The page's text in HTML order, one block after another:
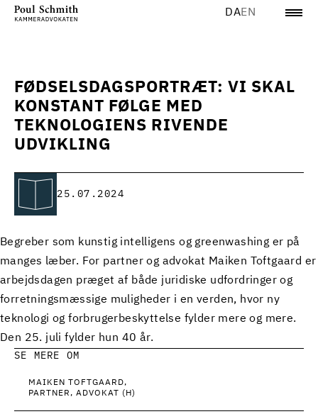
DAEN
FØDSELSDAGSPORTRÆT: VI SKAL
KONSTANT FØLGE MED
TEKNOLOGIENS RIVENDE
UDVIKLING
25.07.2024
Begreber som kunstig intelligens og greenwashing er på
manges læber. For partner og advokat Maiken Toftgaard er
arbejdsdagen præget af både juridiske udfordringer og
forretningsmæssige muligheder i en verden, hvor ny
teknologi og forbrugerbeskyttelse fylder mere og mere.
Den 25. juli fylder hun 40 år.
SE MERE OM
MAIKEN TOFTGAARD
PARTNER, ADVOKAT (H)